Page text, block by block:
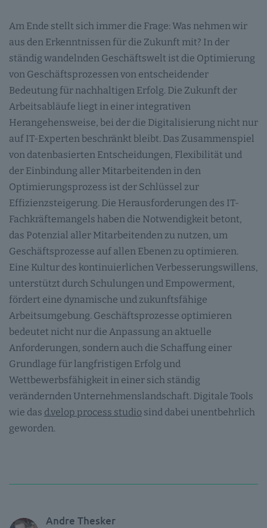
Am Ende stellt sich immer die Frage: Was nehmen wir
aus den Erkenntnissen für die Zukunft mit? In der
ständig wandelnden Geschäftswelt ist die Optimierung
von Geschäftsprozessen von entscheidender
Bedeutung für nachhaltigen Erfolg. Die Zukunft der
Arbeitsabläufe liegt in einer integrativen
Herangehensweise, bei der die Digitalisierung nicht nur
auf IT-Experten beschränkt bleibt. Das Zusammenspiel
von datenbasierten Entscheidungen, Flexibilität und
der Einbindung aller Mitarbeitenden in den
Optimierungsprozess ist der Schlüssel zur
Effizienzsteigerung. Die Herausforderungen des IT-
Fachkräftemangels haben die Notwendigkeit betont,
das Potenzial aller Mitarbeitenden zu nutzen, um
Geschäftsprozesse auf allen Ebenen zu optimieren.
Eine Kultur des kontinuierlichen Verbesserungswillens,
unterstützt durch Schulungen und Empowerment,
fördert eine dynamische und zukunftsfähige
Arbeitsumgebung. Geschäftsprozesse optimieren
bedeutet nicht nur die Anpassung an aktuelle
Anforderungen, sondern auch die Schaffung einer
Grundlage für langfristigen Erfolg und
Wettbewerbsfähigkeit in einer sich ständig
verändernden Unternehmenslandschaft. Digitale Tools
wie das d.velop process studio sind dabei unentbehrlich
geworden.
Andre Thesker